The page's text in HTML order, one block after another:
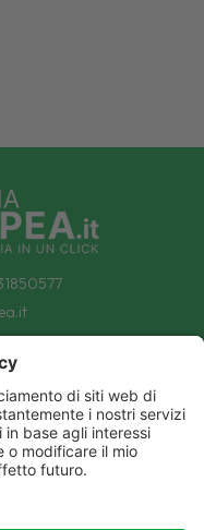
FARMACI A-Z
IL NOSTRO CATALOGO
BLOG